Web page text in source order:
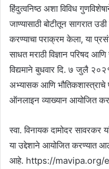
हिंदुत्वनिष्ठ अशा विविध
जाण्यासाठी बोटीतून सागरात
करण्याचा पराक्रम केला, या
साधत मराठी विज्ञान परिषद
विद्यमाने बुधवार दि. ७ जुलै
अभ्यासक आणि भौतिकशास्त्राचे
ऑनलाइन व्याख्यान आयोजित
स्वा. विनायक दामोदर सावरकर
या उद्देशाने आयोजित करण्यात
आहे. https://mavipa.org/